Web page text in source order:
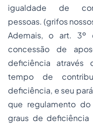
igualdade de
pessoas. (grifos
Ademais, o art. 3º
concessão de
deficiência através
tempo de
deficiência, e seu
que regulamento
graus de